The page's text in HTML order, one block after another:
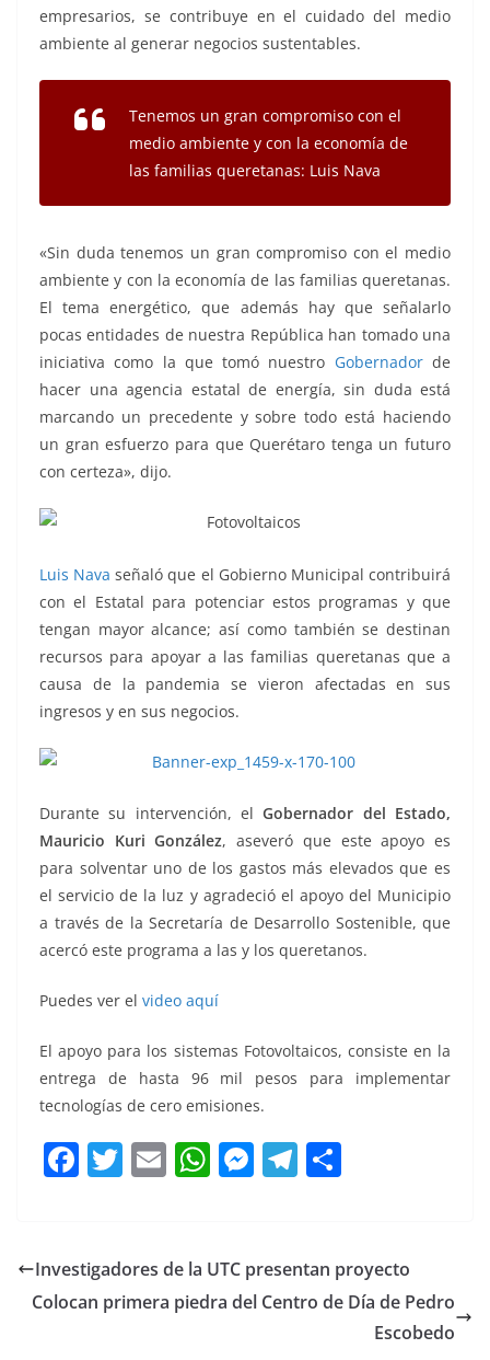
empresarios, se contribuye en el cuidado del medio
ambiente al generar negocios sustentables.
Tenemos un gran compromiso con el
medio ambiente y con la economía de
las familias queretanas: Luis Nava
«Sin duda tenemos un gran compromiso con el medio
ambiente y con la economía de las familias queretanas.
El tema energético, que además hay que señalarlo
pocas entidades de nuestra República han tomado una
iniciativa como la que tomó nuestro Gobernadorde
hacer una agencia estatal de energía, sin duda está
marcando un precedente y sobre todo está haciendo
un gran esfuerzo para que Querétaro tenga un futuro
con certeza», dijo.
Luis Nava señaló que el Gobierno Municipal contribuirá
con el Estatal para potenciar estos programas y que
tengan mayor alcance; así como también se destinan
recursos para apoyar a las familias queretanas que a
causa de la pandemia se vieron afectadas en sus
ingresos y en sus negocios.
Durante su intervención, elGobernador del Estado,
Mauricio Kuri González, aseveró que este apoyo es
para solventar uno de los gastos más elevados que es
el servicio de la luz y agradeció el apoyo del Municipio
a través de la Secretaría de Desarrollo Sostenible, que
acercó este programa a las y los queretanos.
Puedes ver el video aquí
El apoyo para los sistemas Fotovoltaicos, consiste en la
entrega de hasta 96 mil pesos para implementar
tecnologías de cero emisiones.
F
e
b
T
er
E
l
W
s
A
M
e
n
T
gr
a
p
ar
tir
Investigadores de la UTC presentan proyecto
Colocan primera piedra del Centro de Día de Pedro
Escobedo